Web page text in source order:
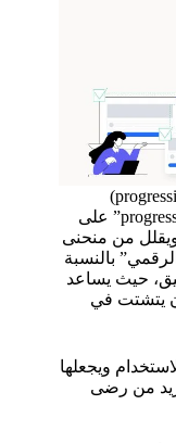
يعمل الكشف التدريجي “progressive disclosure in ux” على
من منحنى
بالنسبة
حيث يساعد
يتشتت في
ويجعلها
من رضى